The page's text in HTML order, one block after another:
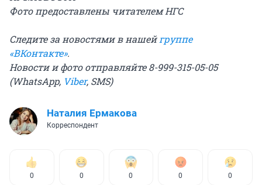
Фото предоставлены читателем НГС
Следите за новостями в нашей группе
«ВКонтакте».
Новости и фото отправляйте 8-999-315-05-05
(WhatsApp, Viber, SMS)
Наталия Ермакова
Корреспондент
0 0 0 0 0